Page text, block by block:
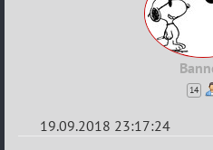
14
19.09.2018 23:17:24